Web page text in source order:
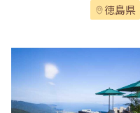
徳島県